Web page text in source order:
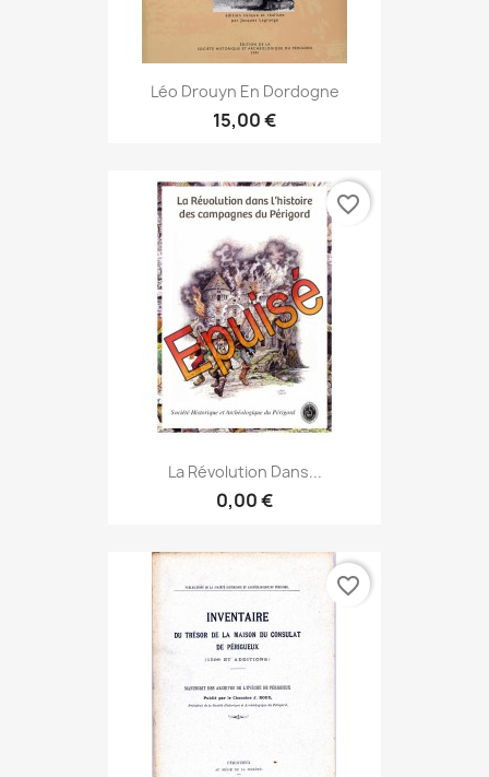
Léo Drouyn En Dordogne
15,00 €
La Révolution Dans...
0,00 €
favorite_border
favorite_border